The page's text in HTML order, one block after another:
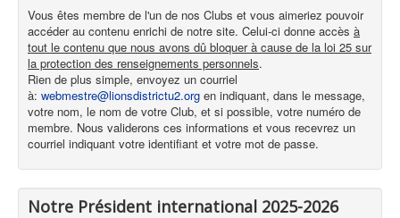
Vous êtes membre de l'un de nos Clubs et vous aimeriez pouvoir
accéder au contenu enrichi de notre site. Celui-ci donne accès à
tout le contenu que nous avons dû bloquer à cause de la loi 25 sur
la protection des renseignements personnels.
Rien de plus simple, envoyez un courriel
à: webmestre@lionsdistrictu2.org en indiquant, dans le message,
votre nom, le nom de votre Club, et si possible, votre numéro de
membre. Nous validerons ces informations et vous recevrez un
courriel indiquant votre identifiant et votre mot de passe.
Notre Président international 2025-2026